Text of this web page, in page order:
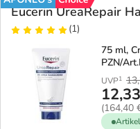
Eucerin UreaRepair
(1)
75 ml,
PZN/
UVP1
(164,40